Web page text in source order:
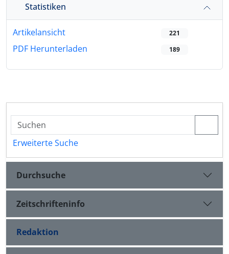
Statistiken
Artikelansicht 221
PDF Herunterladen 189
Erweiterte Suche
Durchsuche
Zeitschrifteninfo
Redaktion